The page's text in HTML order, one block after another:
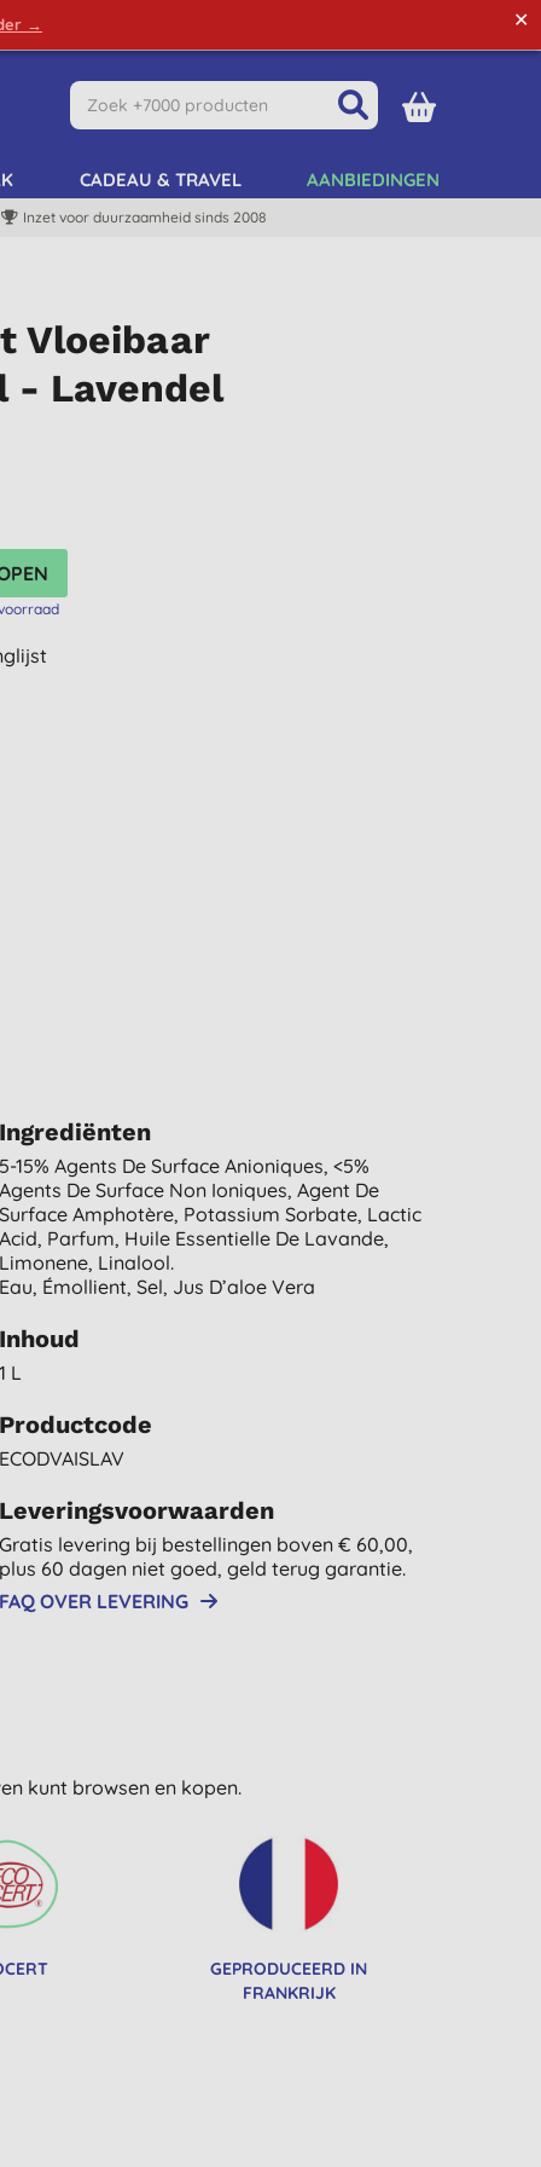
→ ✕
CADEAU & TRAVEL AANBIEDINGEN
Inzet voor duurzaamheid sinds 2008
Vloeibaar
- Lavendel
Ingrediënten
5-15% Agents De Surface Anioniques, <5%
Agents De Surface Non Ioniques, Agent De
Surface Amphotère, Potassium Sorbate, Lactic
Acid, Parfum, Huile Essentielle De Lavande,
Limonene, Linalool.
Eau, Émollient, Sel, Jus D’aloe Vera
Inhoud
1 L
Productcode
ECODVAISLAV
Leveringsvoorwaarden
Gratis levering bij bestellingen boven € 60,00,
plus 60 dagen niet goed, geld terug garantie.
FAQ OVER LEVERING
kunt browsen en kopen.
GEPRODUCEERD IN
FRANKRIJK